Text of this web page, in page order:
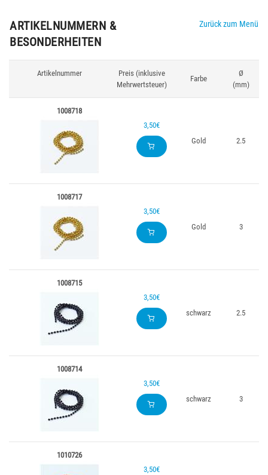
ARTIKELNUMMERN &
BESONDERHEITEN
Zurück zum Menü
Artikelnummer
Preis (inklusive
Mehrwertsteuer)
Farbe
Ø
(mm)
1008718
3,50€
Gold
2.5
1008717
3,50€
Gold
3
1008715
3,50€
schwarz
2.5
1008714
3,50€
schwarz
3
1010726
3,50€